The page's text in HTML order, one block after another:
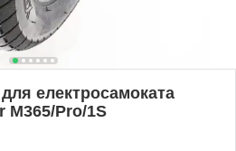
електросамоката
M365/Pro/1S